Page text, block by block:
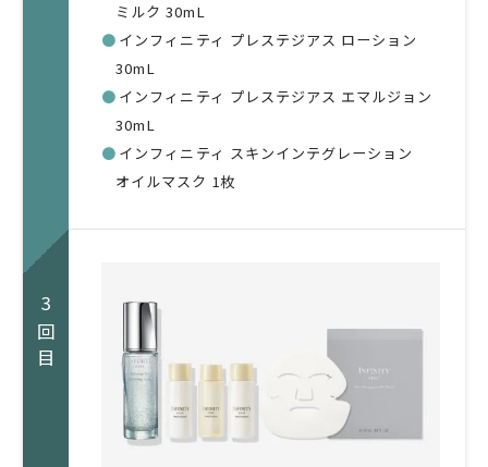
ミルク 30mL
● インフィニティ プレステジアス ローション
30mL
● インフィニティ プレステジアス エマルジョン
30mL
● インフィニティ スキンインテグレーション
オイルマスク 1枚
3回目